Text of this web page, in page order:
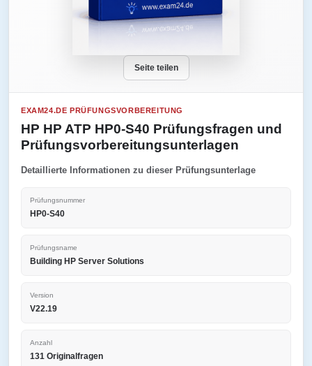
Seite teilen
EXAM24.DE PRÜFUNGSVORBEREITUNG
HP HP ATP HP0-S40 Prüfungsfragen und
Prüfungsvorbereitungsunterlagen
Detaillierte Informationen zu dieser Prüfungsunterlage
Prüfungsnummer
HP0-S40
Prüfungsname
Building HP Server Solutions
Version
V22.19
Anzahl
131 Originalfragen